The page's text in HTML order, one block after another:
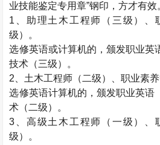
业技能鉴定专用章”钢印，方才有效
1、助理土木工程师
（三级）
级）。
选修英语或计算机的，颁发职业英
技术（三级）。
2、 土木工程师 （二级）、职业素
选修英语计算机的，颁发职业英语
术（二级）。
3、高级土木工程师
（一级）
级）。